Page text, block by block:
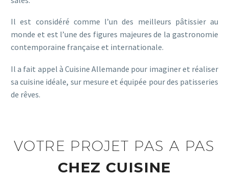
Il est considéré comme l’un des meilleurs pâtissier au
monde et est l’une des figures majeures de la gastronomie
contemporaine française et internationale.
Il a fait appel à Cuisine Allemande pour imaginer et réaliser
sa cuisine idéale, sur mesure et équipée pour des patisseries
de rêves.
VOTRE PROJET PAS A PAS
CHEZ CUISINE